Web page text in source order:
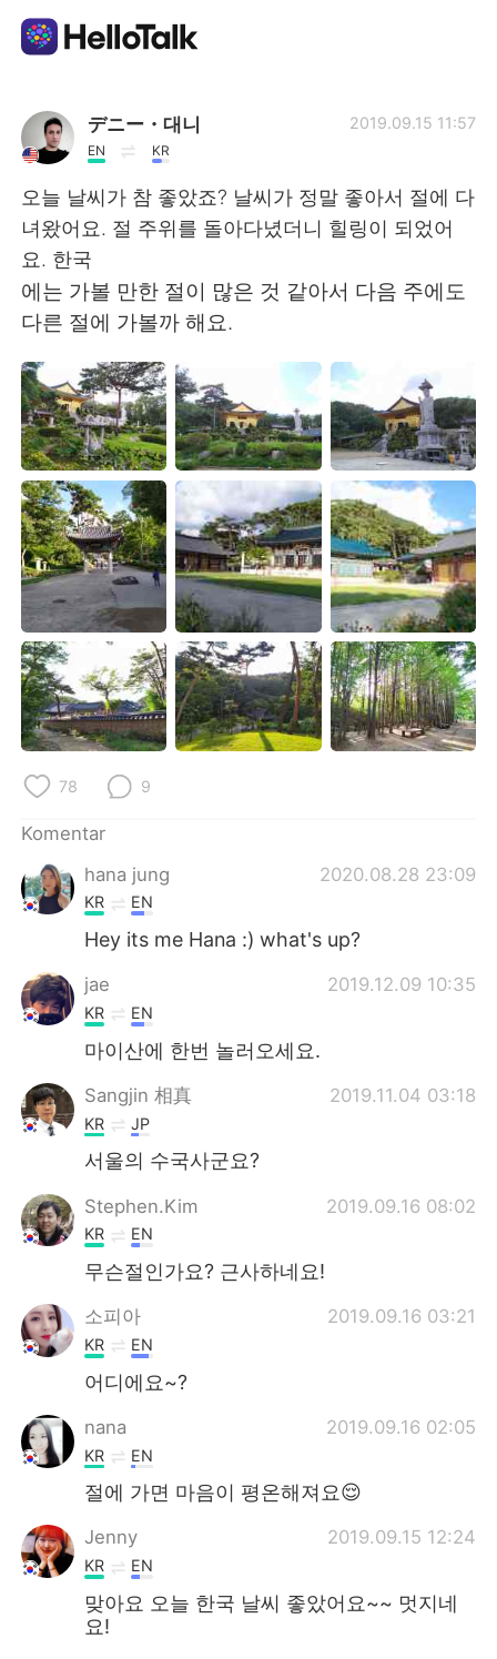
Aplikasi Pertukaran Bahasa
AI Grammar Checker
Indonesia
English 简体中文
繁體中文 Español
العربية Français
Deutsch 日本語
한국어 Русский
ไทย Italiano
Türkçe Tiếng Việt
Português
デニー・대니
EN KR
2019.09.15 11:57
오늘 날씨가 참 좋았죠? 날씨가 정말 좋아서 절에 다
녀왔어요. 절 주위를 돌아다녔더니 힐링이 되었어
요. 한국
에는 가볼 만한 절이 많은 것 같아서 다음 주에도
다른 절에 가볼까 해요.
78 9
Komentar
hana jung
2020.08.28 23:09
KR EN
Hey its me Hana :) what's up?
jae 2019.12.09 10:35
KR EN
마이산에 한번 놀러오세요.
Sangjin 相真 2019.11.04 03:18
KR JP
서울의 수국사군요?
Stephen.Kim 2019.09.16 08:02
KR EN
무슨절인가요? 근사하네요!
소피아 2019.09.16 03:21
KR EN
어디에요~?
nana 2019.09.16 02:05
KR EN
절에 가면 마음이 평온해져요😌
Jenny 2019.09.15 12:24
KR EN
맞아요 오늘 한국 날씨 좋았어요~~ 멋지네
요!